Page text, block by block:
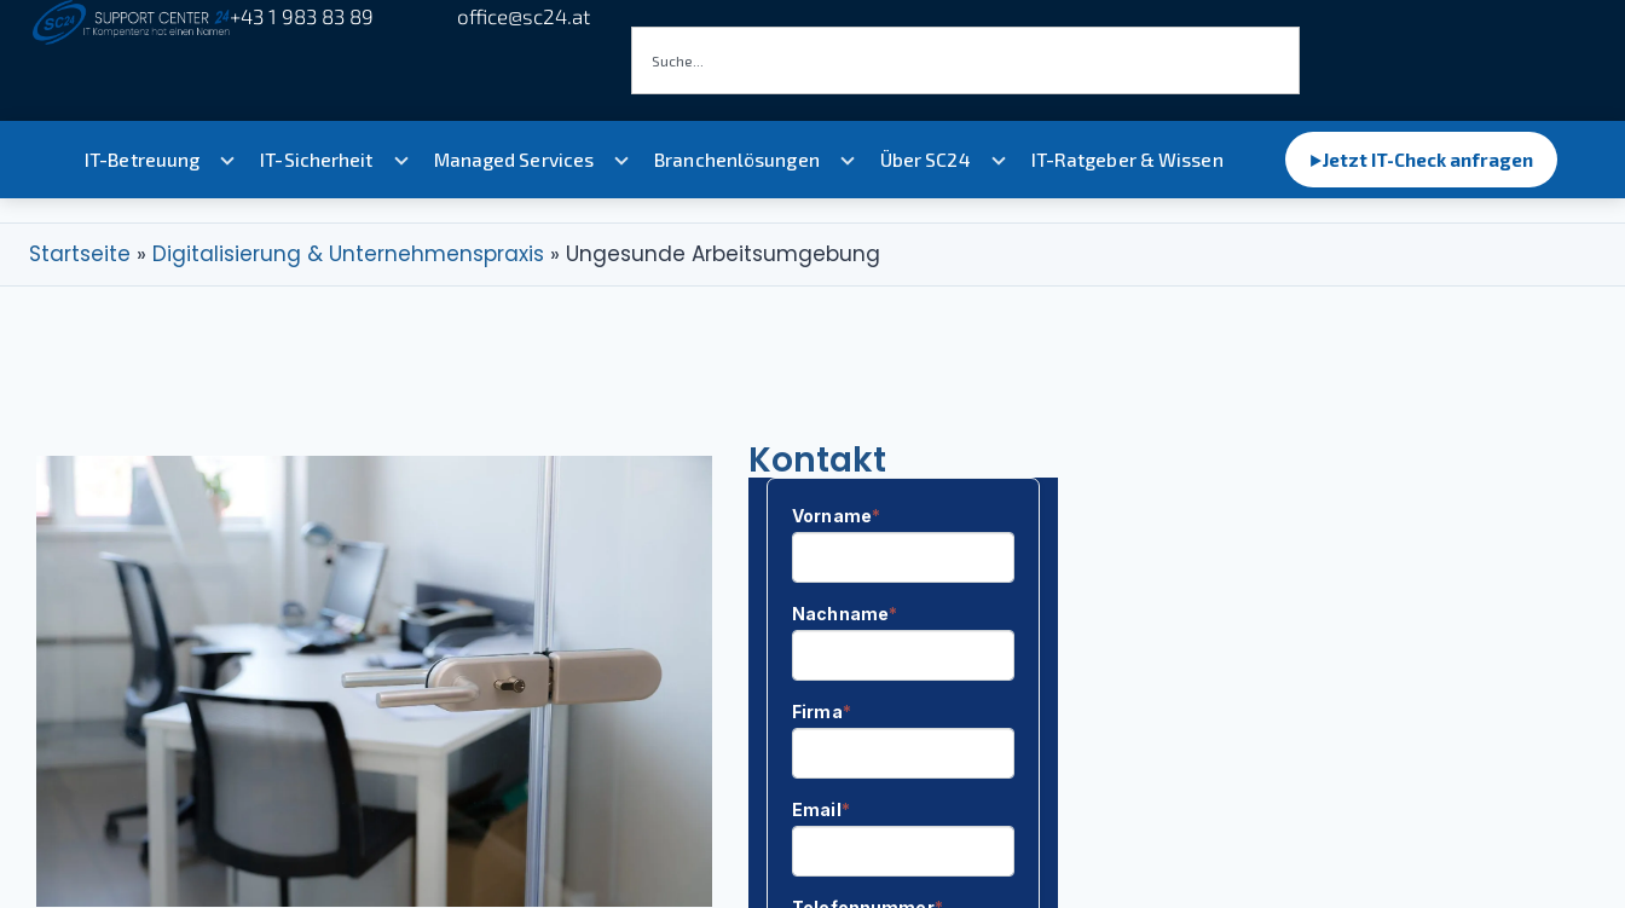
+43 1 983 83 89 office@sc24.at
IT-Betreuung IT-Sicherheit Managed Services Branchenlösungen Über SC24 IT-Ratgeber & Wissen ►Jetzt IT-Check anfragen
Startseite » Digitalisierung & Unternehmenspraxis » Ungesunde Arbeitsumgebung
Kontakt